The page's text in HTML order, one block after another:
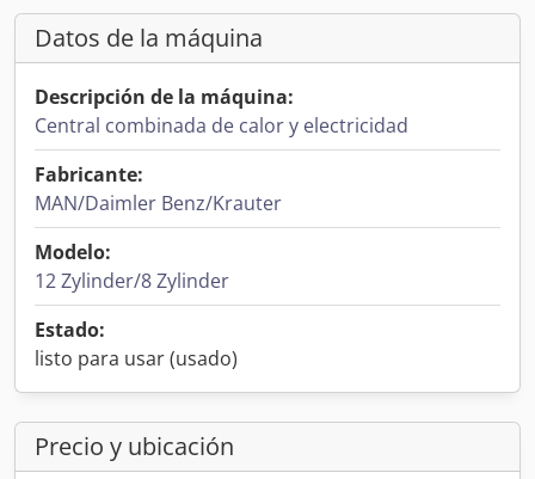
Datos de la máquina
Descripción de la máquina:
Central combinada de calor y electricidad
Fabricante:
MAN/Daimler Benz/Krauter
Modelo:
12 Zylinder/8 Zylinder
Estado:
listo para usar (usado)
Precio y ubicación